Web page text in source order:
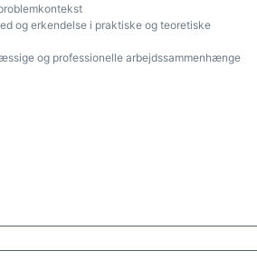
og erkendelse i praktiske og teoretiske
og professionelle arbejdssammenhænge